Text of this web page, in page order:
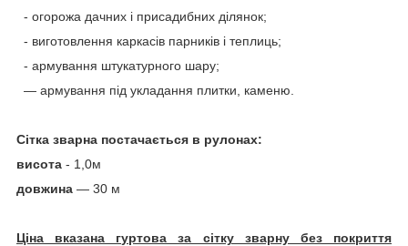
- огорожа дачних і присадибних ділянок;
- виготовлення каркасів парників і теплиць;
- армування штукатурного шару;
— армування під укладання плитки, каменю.
Сітка зварна постачається в рулонах:
висота - 1,0м
довжина — 30 м
Ціна вказана гуртова за сітку зварну без покриття